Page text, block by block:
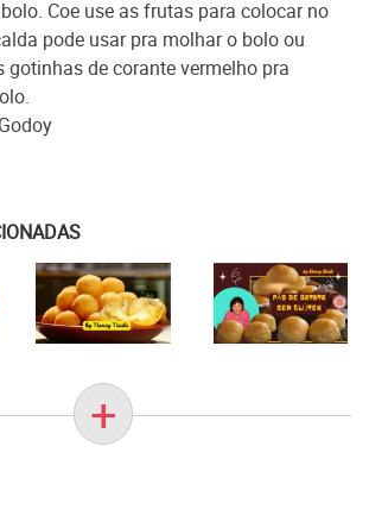
Coe use as frutas para colocar no
pode usar pra molhar o bolo ou
gotinhas de corante vermelho pra
+